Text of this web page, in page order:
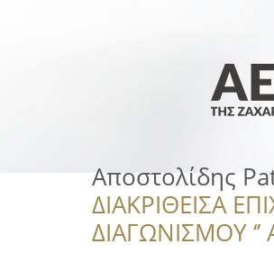
Αποστολίδης
ΔΙΑΚΡΙΘΕΙΣΑ
ΔΙΑΓΩΝΙΣΜΟΥ ‘’